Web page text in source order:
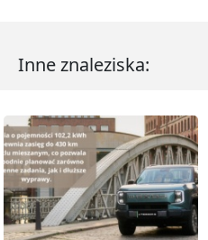
Inne znaleziska: